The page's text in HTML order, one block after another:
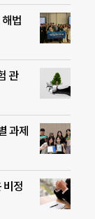
법
관
과제
비정